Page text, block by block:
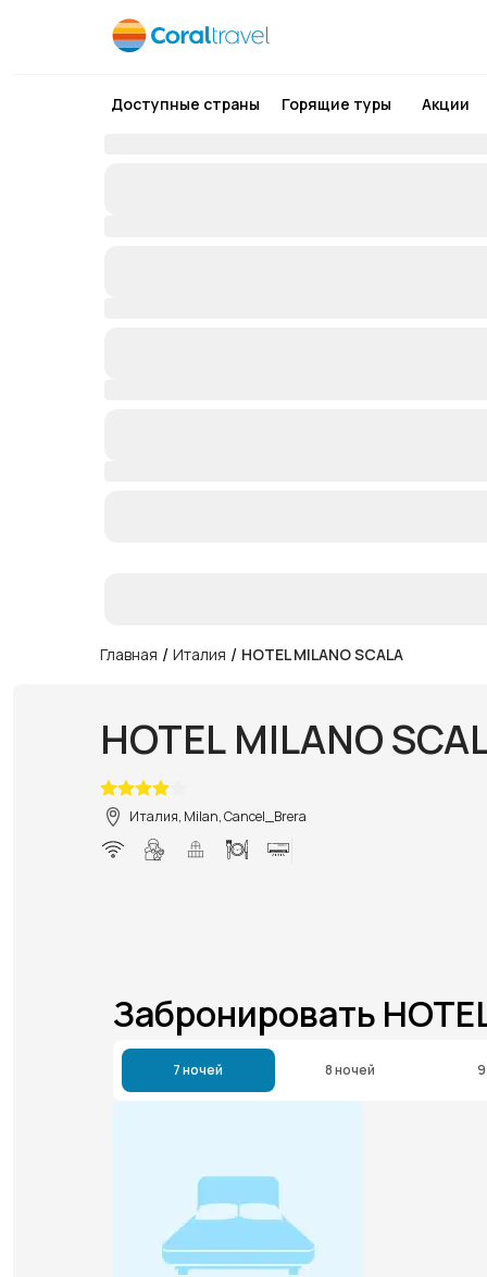
Доступные страны Горящие туры Акции
Главная / Италия / HOTEL MILANO SCALA
HOTEL MILANO
Италия, Milan, Cancel_Brera
Забронировать
7 ночей 8 ночей